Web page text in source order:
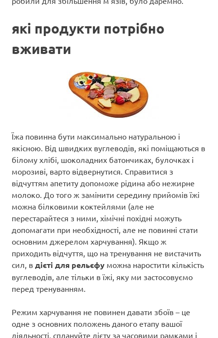
які продукти потрібно
вживати
Їжа повинна бути максимально натуральною і
якісною. Від швидких вуглеводів, які поміщаються в
білому хлібі, шоколадних батончиках, булочках і
морозиві, варто відвернутися. Справитися з
відчуттям апетиту допоможе рідина або нежирне
молоко. До того ж замінити середину прийомів їжі
можна білковими коктейлями (але не
перестарайтеся з ними, хімічні похідні можуть
допомагати при необхідності, але не повинні стати
основним джерелом харчування). Якщо ж
приходить відчуття, що на тренування не вистачить
сил, в дієті для рельєфу можна наростити кількість
вуглеводів, але тільки в їжі, яку ми застосовуємо
перед тренуванням.
Режим харчування не повинен давати збоїв – це
одне з основних положень даного етапу вашої
діяльності, сплануйте дієту за часовими рамками і